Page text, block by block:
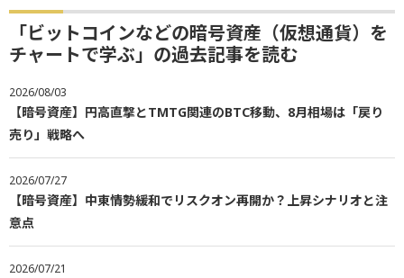
「ビットコインなどの暗号資産（仮想通貨）を
チャートで学ぶ」の過去記事を読む
2026/08/03
【暗号資産】円高直撃とTMTG関連のBTC移動、8月相場は「戻り
売り」戦略へ
2026/07/27
【暗号資産】中東情勢緩和でリスクオン再開か？上昇シナリオと注
意点
2026/07/21